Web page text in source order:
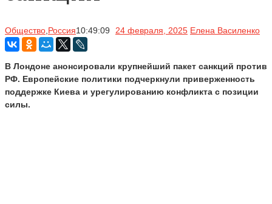
Общество Россия10:49:09 24 февраля, 2025 Елена Василенко
В Лондоне анонсировали крупнейший пакет санкций против
РФ. Европейские политики подчеркнули приверженность
поддержке Киева и урегулированию конфликта с позиции
силы.